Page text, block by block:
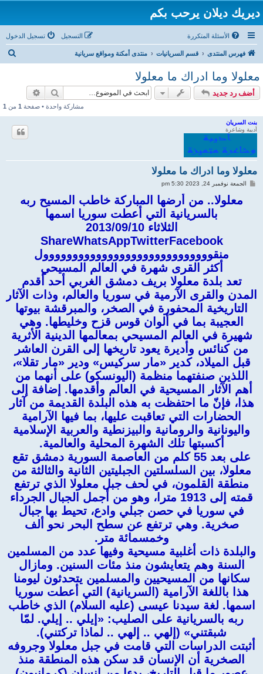
ديريك ديلان يرحب بكم
الأسئلة المتكررة تسجيل الدخول التسجيل
فهرس المنتدى قسم السريانيات منتدى أمكنة ومواقع سريانية
معلولا وما ادراك ما معلولا
أضف رد جديد بحث
مشاركة واحدة • صفحة 1 من 1
بنت السريان
أديبة وشاعرة
معلولا وما ادراك ما معلولا
الجمعة نوفمبر 24, 2023 5:30 pm
معلولا.. من أرضها المباركة خاطب المسيح ربه
بالسريانية التي أعطت سوريا اسمها
الثلاثاء 2013/09/10
ShareWhatsAppTwitterFacebook
منقووووووووووووووووووووووووووووول
أكثر القرى شهرة في العالم المسيحي
تعد بلدة معلولا بريف دمشق الغربي أحد أقدم
المدن والقرى الآرمية في سوريا والعالم، وذات الآثار
التاريخية المحفورة في الصخر، والمبرقشة بيوتها
العجيبة بما في ألوان قوس قزح وخليطها. وهي
شهيرة في العالم المسيحي بمعالمها الدينية الأثرية
من كنائس وأديرة يعود تاريخها إلى القرن العاشر
قبل الميلاد، كدير «مار سركيس» ودير «مار تقلا»،
اللذين صنفتهما منظمة (اليونسكو) على أنهما من
أهم الآثار المسيحية في العالم وأقدمها. إضافة إلى
هذا، فإنّ ما احتفظت به هذه البلدة القديمة من آثار
الحضارات التي تعاقبت عليها، بما فيها الآرامية
واليونانية والرومانية والبيزنطية والعربية الإسلامية
أكسبتها تلك الشهرة المحلية والعالمية.
على بعد 55 كلم من العاصمة السورية دمشق تقع
معلولا، بين السلسلتين الجبليتين الثانية والثالثة من
منطقة القلمون، في لحف جبل معلولا الذي ترتفع
قمته إلى 1913 مترا، وهو من أجمل الجبال الجرداء
في سوريا في حصن جبلي وادع، تحيط بها جبال
صخرية. وهي ترتفع عن سطح البحر نحو ألف
وخمسمائة متر.
والبلدة ذات أغلبية مسيحية وفيها عدد من المسلمين
السنة وهم يتعايشون منذ مئات السنين. ومازال
سكانها من المسيحيين والمسلمين يتحدثون ليومنا
هذا باللغة الآرامية (السريانية) التي أعطت سوريا
اسمها. لغة سيدنا عيسى (عليه السلام) الذي خاطب
ربه بالسريانية على الصليب: «إيلي .. إيلي. لمّا
شبقتني» (إلهي .. إلهي .. لماذا تركتني).
أثبتت الدراسات التي قامت في جبل معلولا وجروفه
الصخرية أن الإنسان قد سكن هذه المنطقة منذ